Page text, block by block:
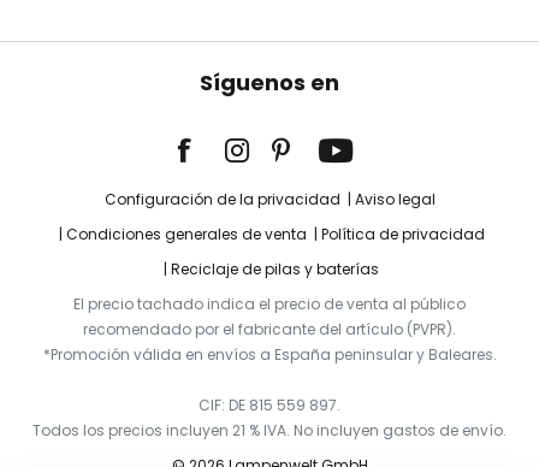
Síguenos en
Configuración de la privacidad
Aviso legal
Condiciones generales de venta
Política de privacidad
Reciclaje de pilas y baterías
El precio tachado indica el precio de venta al público
recomendado por el fabricante del artículo (PVPR).
*Promoción válida en envíos a España peninsular y Baleares.
CIF: DE 815 559 897.
Todos los precios incluyen 21 % IVA. No incluyen gastos de envío.